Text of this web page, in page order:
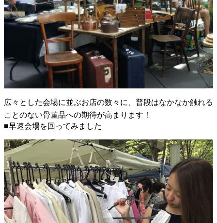
広々とした会場に並ぶお店の数々に、普段はなかなか触れる
ことのない骨董品への期待が高まります！
■早速会場を回ってみました